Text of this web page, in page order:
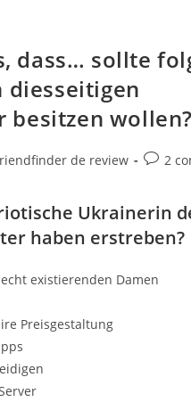
dass… sollte
besitzen wollen?
de review
Post2
Ukrainerin
haben erstreben?
existierenden Damen
Preisgestaltung